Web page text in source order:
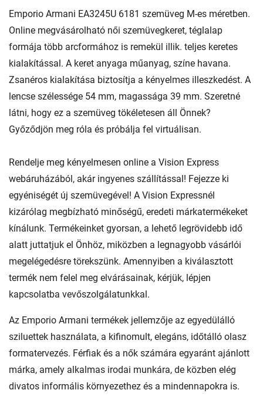
Emporio Armani EA3245U 6181 szemüveg M-es méretben.
Online megvásárolható női szemüvegkeret, téglalap
formája több arcformához is remekül illik. teljes keretes
kialakítással. A keret anyaga műanyag, színe havana.
Zsanéros kialakítása biztosítja a kényelmes illeszkedést. A
lencse szélessége 54 mm, magassága 39 mm. Szeretné
látni, hogy ez a szemüveg tökéletesen áll Önnek?
Győződjön meg róla és próbálja fel virtuálisan.
Rendelje meg kényelmesen online a Vision Express
webáruházából, akár ingyenes szállítással! Fejezze ki
egyéniségét új szemüvegével! A Vision Expressnél
kizárólag megbízható minőségű, eredeti márkatermékeket
kínálunk. Termékeinket gyorsan, a lehető legrövidebb idő
alatt juttatjuk el Önhöz, miközben a legnagyobb vásárlói
megelégedésre törekszünk. Amennyiben a kiválasztott
termék nem felel meg elvárásainak, kérjük, lépjen
kapcsolatba vevőszolgálatunkkal.
Az Emporio Armani termékek jellemzője az egyedülálló
sziluettek használata, a kifinomult, elegáns, időtálló olasz
formatervezés. Férfiak és a nők számára egyaránt ajánlott
márka, amely alkalmas irodai munkára, de közben elég
divatos informális környezethez és a mindennapokra is.